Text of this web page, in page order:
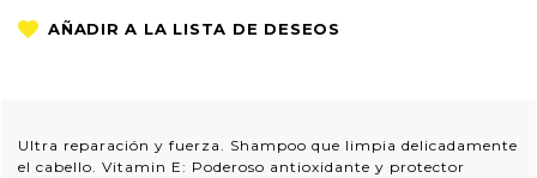
Ultra reparación y fuerza. Shampoo que limpia delicadamente
el cabello. Vitamin E: Poderoso antioxidante y protector